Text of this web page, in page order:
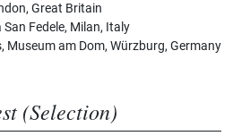
Great Britain
Fedele, Milan, Italy
Museum am Dom, Würzburg, Germany
(Selection)